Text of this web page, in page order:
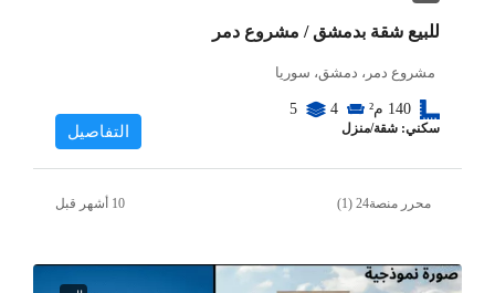
للبيع شقة بدمشق / مشروع دمر
مشروع دمر، دمشق، سوريا
140 م² 4
5
سكني: شقة/منزل التفاصيل
محرر منصة24 (1)